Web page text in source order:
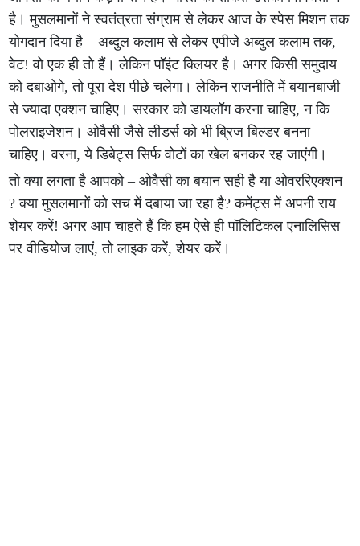
है। मुसलमानों ने स्वतंत्रता संग्राम से लेकर आज के स्पेस मिशन तक
योगदान दिया है – अब्दुल कलाम से लेकर एपीजे अब्दुल कलाम तक,
वेट! वो एक ही तो हैं। लेकिन पॉइंट क्लियर है। अगर किसी समुदाय
को दबाओगे, तो पूरा देश पीछे चलेगा। लेकिन राजनीति में बयानबाजी
से ज्यादा एक्शन चाहिए। सरकार को डायलॉग करना चाहिए, न कि
पोलराइजेशन। ओवैसी जैसे लीडर्स को भी ब्रिज बिल्डर बनना
चाहिए। वरना, ये डिबेट्स सिर्फ वोटों का खेल बनकर रह जाएंगी।
तो क्या लगता है आपको – ओवैसी का बयान सही है या ओवररिएक्शन
? क्या मुसलमानों को सच में दबाया जा रहा है? कमेंट्स में अपनी राय
शेयर करें! अगर आप चाहते हैं कि हम ऐसे ही पॉलिटिकल एनालिसिस
पर वीडियोज लाएं, तो लाइक करें, शेयर करें।